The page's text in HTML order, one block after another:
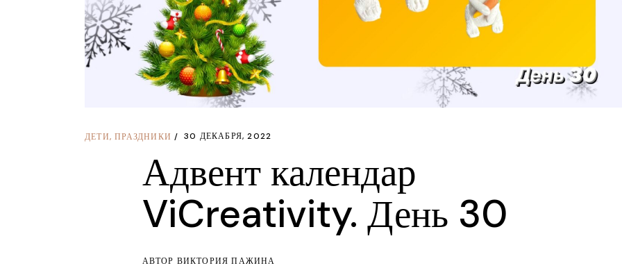
Германия
ДЕТИ,ПРАЗДНИКИ 30 ДЕКАБРЯ, 2022
Адвент календар
ViCreativity. День 30
АВТОР ВИКТОРИЯ ПАЖИНА